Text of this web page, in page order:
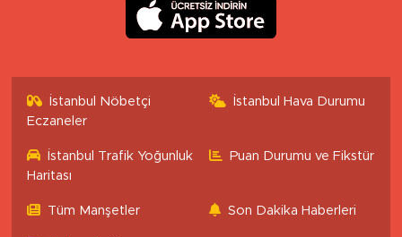
İstanbul Nöbetçi
Eczaneler
İstanbul Hava Durumu
İstanbul Trafik Yoğunluk
Haritası
Puan Durumu ve Fikstür
Tüm Manşetler Son Dakika Haberleri